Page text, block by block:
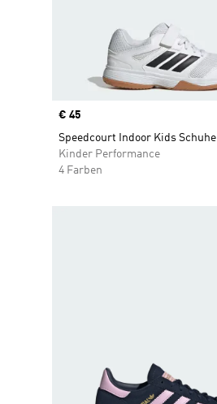
Price
€ 45
Speedcourt Indoor Kids Schuhe
Kinder Performance
4 Farben